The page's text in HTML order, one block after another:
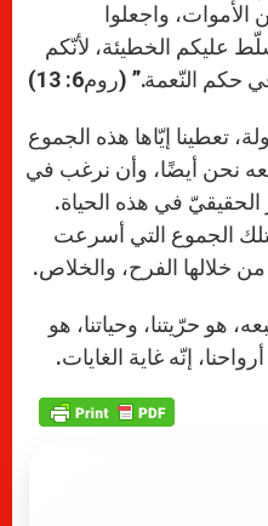
الأموات، واجعلوا
عليكم الخطيئة، لأنّكم
النّعمة.” (روم6: 13)
تعطينا إيّاها هذه الجموع
نحن أيضًا، وأن نرغب في
الحقيقيّ في هذه الحياة.
بتلك الجموع التي أسرعت
خلالها الفرح، والخلاص.
هو حرّيتنا، وحياتنا، هو
إنّه غاية الغايات.